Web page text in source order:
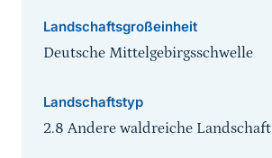
Landschaftsgroßeinheit
Deutsche Mittelgebirgsschwelle
Landschaftstyp
2.8 Andere waldreiche Landschaft